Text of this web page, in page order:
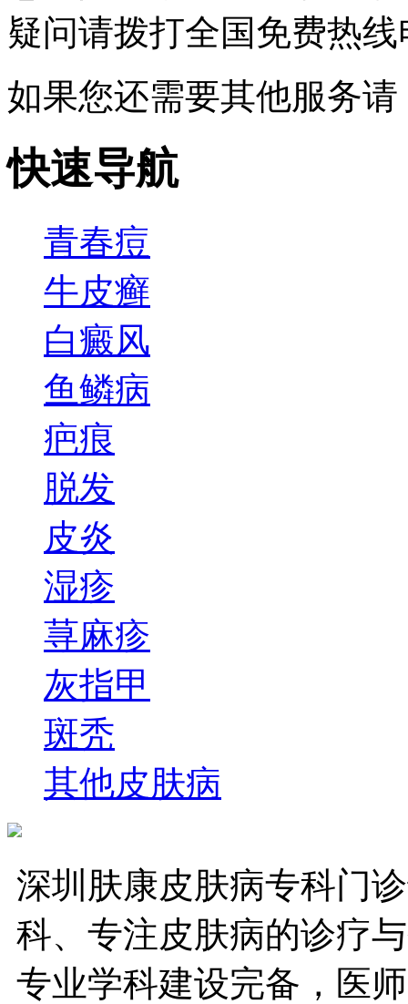
疑问请拨打全国免费热线
如果您还需要其他服务
快速导航
青春痘
牛皮癣
白癜风
鱼鳞病
疤痕
脱发
皮炎
湿疹
荨麻疹
灰指甲
斑秃
其他皮肤病
深圳肤康皮肤病专科门
科、专注皮肤病的诊疗
专业学科建设完备，医